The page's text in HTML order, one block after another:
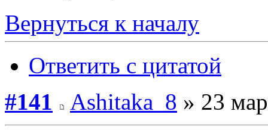
Вернуться к началу
Ответить с цитатой
#141
Ashitaka_8 » 23